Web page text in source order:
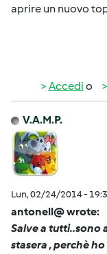
aprire un nuovo
Accedi o
V.A.M.P.
Lun, 02/24/2014 -
antonell@ wrote:
Salve a tutti..sono
stasera , perchè